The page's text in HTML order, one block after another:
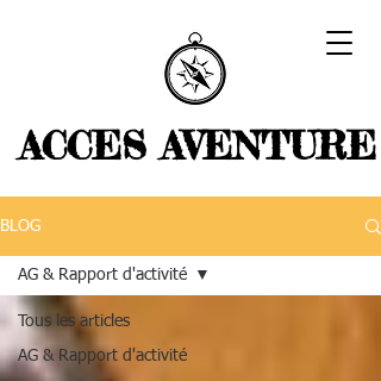
ACCES AVENTURE
BLOG
Tous les articles
AG & Rapport d'activité
AG & Rapport d'activité